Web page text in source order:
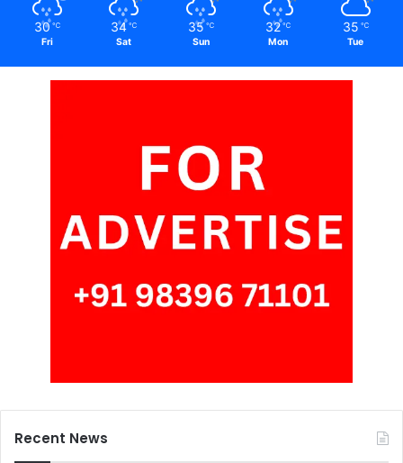
30 ℃
Fri
34 ℃
Sat
35 ℃
Sun
32 ℃
Mon
35 ℃
Tue
Recent News